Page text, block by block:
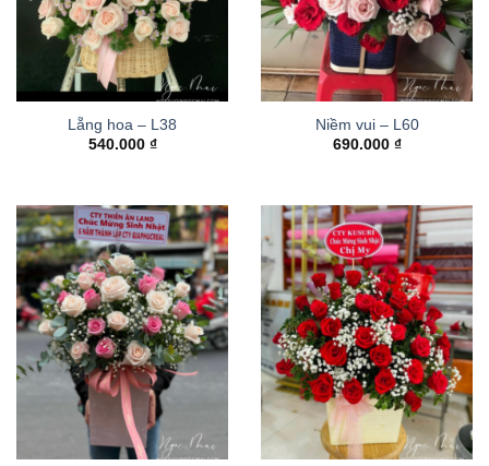
Lẵng hoa – L38
540.000 ₫
Niềm vui – L60
690.000 ₫